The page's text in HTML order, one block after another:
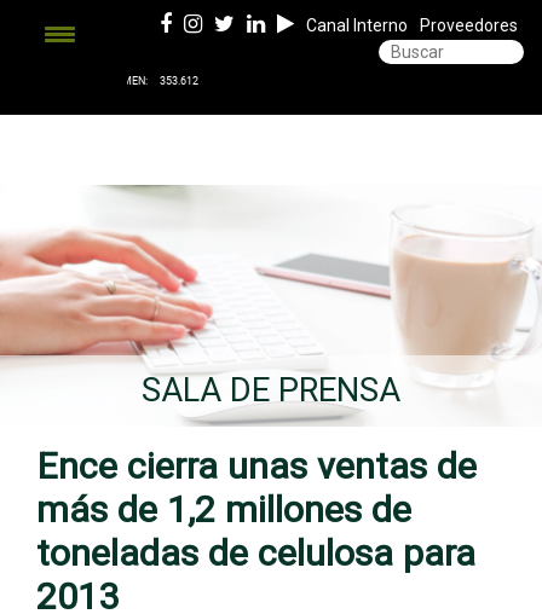
Canal Interno Proveedores
SALA DE PRENSA
Ence cierra unas ventas de
más de 1,2 millones de
toneladas de celulosa para
2013